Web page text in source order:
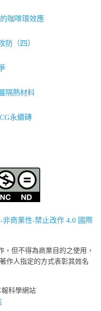
咖啡環效應
防（四）
隔熱材料
永續磚
非商業性-禁止改作 4.0 國際
但不得為商業目的之使用，
作人指定的方式表彰其姓名
科學網站